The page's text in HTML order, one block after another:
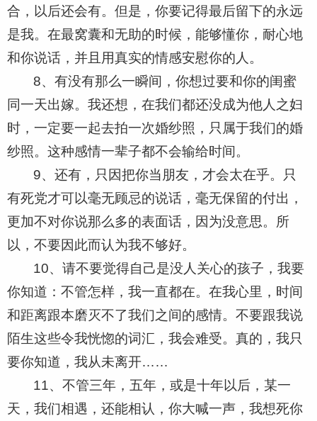
合，以后还会有。但是，你要记得最后留下的永远
是我。在最窝囊和无助的时候，能够懂你，耐心地
和你说话，并且用真实的情感安慰你的人。
8、有没有那么一瞬间，你想过要和你的闺蜜
同一天出嫁。我还想，在我们都还没成为他人之妇
时，一定要一起去拍一次婚纱照，只属于我们的婚
纱照。这种感情一辈子都不会输给时间。
9、还有，只因把你当朋友，才会太在乎。只
有死党才可以毫无顾忌的说话，毫无保留的付出，
更加不对你说那么多的表面话，因为没意思。所
以，不要因此而认为我不够好。
10、请不要觉得自己是没人关心的孩子，我要
你知道：不管怎样，我一直都在。在我心里，时间
和距离跟本磨灭不了我们之间的感情。不要跟我说
陌生这些令我恍惚的词汇，我会难受。真的，我只
要你知道，我从未离开……
11、不管三年，五年，或是十年以后，某一
天，我们相遇，还能相认，你大喊一声，我想死你